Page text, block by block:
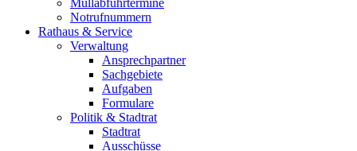
Müllabfuhrtermine
Notrufnummern
Rathaus & Service
Verwaltung
Ansprechpartner
Sachgebiete
Aufgaben
Formulare
Politik & Stadtrat
Stadtrat
Ausschüsse